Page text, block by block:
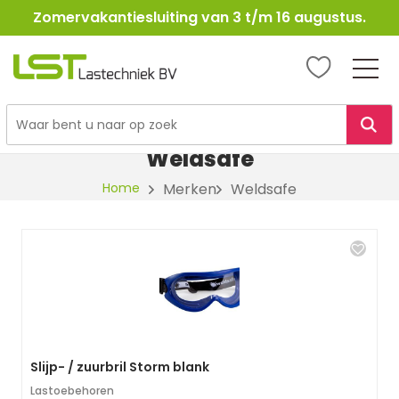
Ga
naar
Zomervakantiesluiting van 3 t/m 16 augustus.
LST
Weldsafe
Home Merken Weldsafe
Slijp- / zuurbril Storm blank
Lastoebehoren